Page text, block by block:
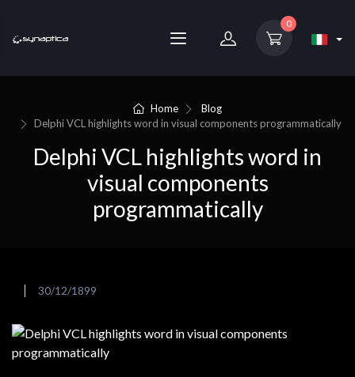
0
Home
Blog
Delphi VCL highlights word in visual components programmatically
Delphi VCL highlights word in
visual components
programmatically
30/12/1899